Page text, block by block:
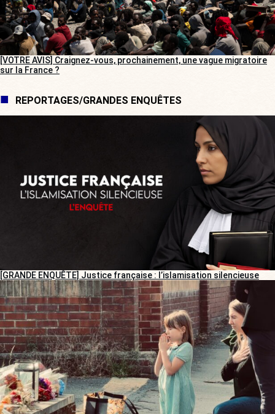
[VOTRE AVIS] Craignez-vous, prochainement, une vague migratoire
sur la France ?
REPORTAGES/GRANDES ENQUÊTES
[GRANDE ENQUÊTE] Justice française : l’islamisation silencieuse